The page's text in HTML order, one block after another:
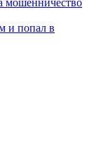
и попал в